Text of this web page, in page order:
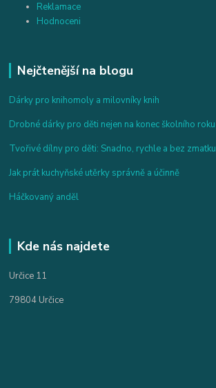
Reklamace
Hodnoceni
Nejčtenější na blogu
Dárky pro knihomoly a milovníky knih
Drobné dárky pro děti nejen na konec školního roku
Tvořivé dílny pro děti: Snadno, rychle a bez zmatku
Jak prát kuchyňské utěrky správně a účinně
Háčkovaný anděl
Kde nás najdete
Určice 11
79804 Určice